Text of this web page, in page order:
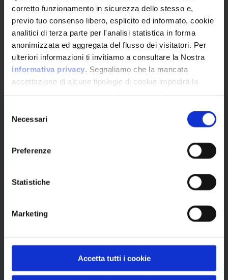
corretto funzionamento in sicurezza dello stesso e,
previo tuo consenso libero, esplicito ed informato, cookie
analitici di terza parte per l'analisi statistica in forma
anonimizzata ed aggregata del flusso dei visitatori. Per
ulteriori informazioni ti invitiamo a consultare la Nostra
informativa privacy . Segnaliamo che la mancata
accettazione di alcune tipologie di cookie impedirà la
delNecessari
Preferenze
Statistiche
Marketing
Accetta tutti i cookie
Piattaforma
Catalogo CWE